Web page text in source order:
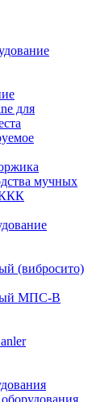
для
мучных
(вибросито)
МПС-В